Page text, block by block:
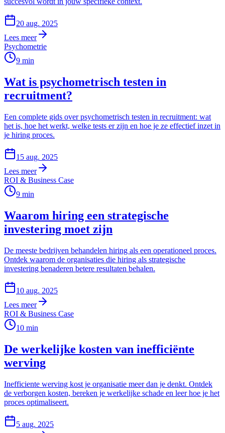
20 aug. 2025
Lees meer
Psychometrie
9 min
Wat is psychometrisch testen in
recruitment?
Een complete gids over psychometrisch testen in recruitment: wat
het is, hoe het werkt, welke tests er zijn en hoe je ze effectief inzet in
je hiring proces.
15 aug. 2025
Lees meer
ROI & Business Case
9 min
Waarom hiring een strategische
investering moet zijn
De meeste bedrijven behandelen hiring als een operationeel proces.
Ontdek waarom de organisaties die hiring als strategische
investering benaderen betere resultaten behalen.
10 aug. 2025
Lees meer
ROI & Business Case
10 min
De werkelijke kosten van inefficiënte
werving
Inefficiente werving kost je organisatie meer dan je denkt. Ontdek
de verborgen kosten, bereken je werkelijke schade en leer hoe je het
proces optimaliseert.
5 aug. 2025